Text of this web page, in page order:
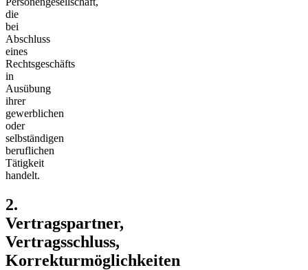
die
bei
Abschluss
eines
Rechtsgeschäfts
in
Ausübung
ihrer
gewerblichen
oder
selbständigen
beruflichen
Tätigkeit
handelt.
2.
Vertragspartner,
Vertragsschluss,
Korrekturmöglichkeiten